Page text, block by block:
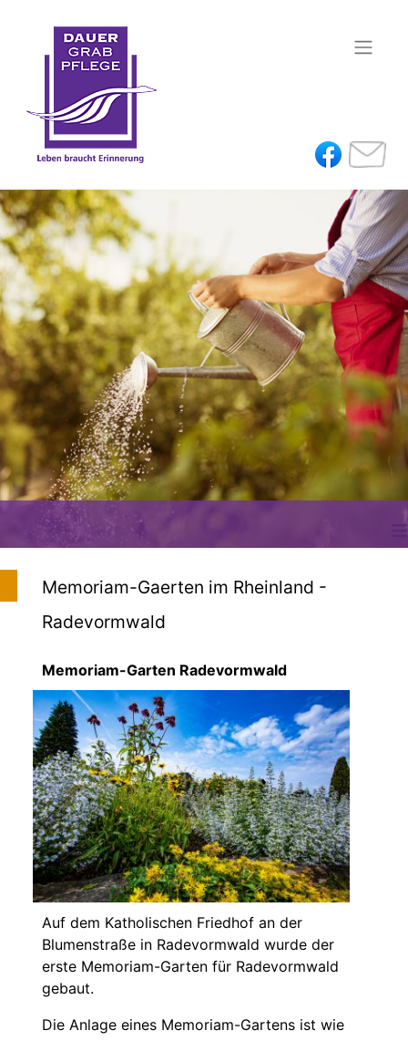
≡
Memoriam-Gaerten im Rheinland -
Radevormwald
Memoriam-Garten Radevormwald
Auf dem Katholischen Friedhof an der
Blumenstraße in Radevormwald wurde der
erste Memoriam-Garten für Radevormwald
gebaut.
Die Anlage eines Memoriam-Gartens ist wie